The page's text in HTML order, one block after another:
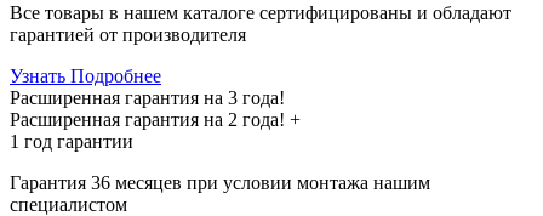
Все товары в нашем каталоге сертифицированы и обладают
гарантией от производителя
Узнать Подробнее
Расширенная гарантия на 3 года!
Расширенная гарантия на 2 года! +
1 год гарантии
Гарантия 36 месяцев при условии монтажа нашим
специалистом